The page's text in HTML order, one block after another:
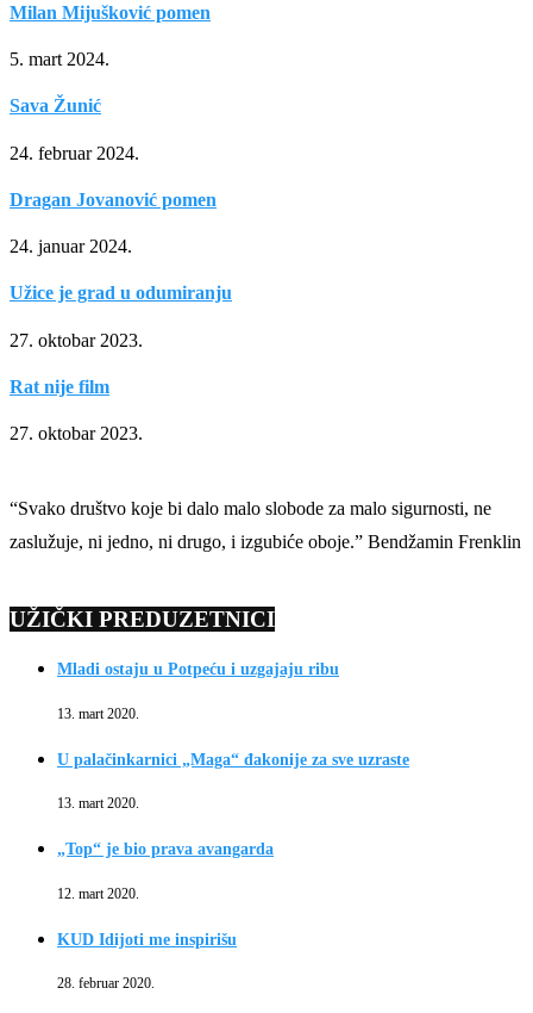
Milan Mijušković pomen
5. mart 2024.
Sava Žunić
24. februar 2024.
Dragan Jovanović pomen
24. januar 2024.
Užice je grad u odumiranju
27. oktobar 2023.
Rat nije film
27. oktobar 2023.
“Svako društvo koje bi dalo malo slobode za malo sigurnosti, ne
zaslužuje, ni jedno, ni drugo, i izgubiće oboje.” Bendžamin Frenklin
UŽIČKI PREDUZETNICI
Mladi ostaju u Potpeću i uzgajaju ribu
13. mart 2020.
U palačinkarnici „Maga“ đakonije za sve uzraste
13. mart 2020.
„Top“ je bio prava avangarda
12. mart 2020.
KUD Idijoti me inspirišu
28. februar 2020.